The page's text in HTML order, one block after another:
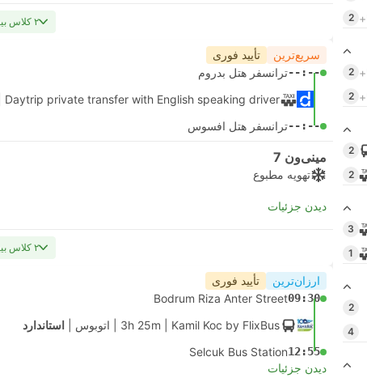
2
2
2
2
2
3
1
2
4
۲ کلاس بیشتر از USD 259
سریع‌ترین تأیید فوری
--:--ترانسفر هتل بدروم
| Daytrip private transfer with English speaking driver
--:--ترانسفر هتل افسوس
مینی‌ون 7
تهویه مطبوع
دیدن جزئیات
۲ کلاس بیشتر از USD 259
ارزان‌ترین تأیید فوری
09:30
Bodrum Riza Anter Street
3h 25m | Kamil Koc by FlixBus اتوبوس استاندارد
12:55
Selcuk Bus Station
دیدن جزئیات